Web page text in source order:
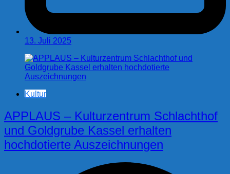
13. Juli 2025
Kultur
APPLAUS – Kulturzentrum Schlachthof
und Goldgrube Kassel erhalten
hochdotierte Auszeichnungen